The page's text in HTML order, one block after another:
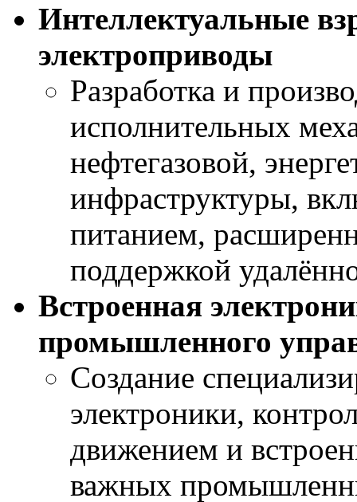
Интеллектуальные
электроприводы
Разработка и
исполнительных
нефтегазовой,
инфраструктуры,
питанием,
поддержкой
Встроенная
промышленного
Создание
электроники,
движением и
важных